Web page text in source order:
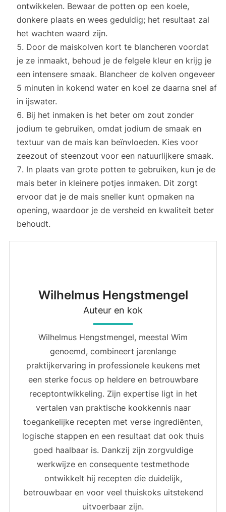
ontwikkelen. Bewaar de potten op een koele,
donkere plaats en wees geduldig; het resultaat zal
het wachten waard zijn.
Door de maiskolven kort te blancheren voordat
je ze inmaakt, behoud je de felgele kleur en krijg je
een intensere smaak. Blancheer de kolven ongeveer
5 minuten in kokend water en koel ze daarna snel af
in ijswater.
Bij het inmaken is het beter om zout zonder
jodium te gebruiken, omdat jodium de smaak en
textuur van de mais kan beïnvloeden. Kies voor
zeezout of steenzout voor een natuurlijkere smaak.
In plaats van grote potten te gebruiken, kun je de
mais beter in kleinere potjes inmaken. Dit zorgt
ervoor dat je de mais sneller kunt opmaken na
opening, waardoor je de versheid en kwaliteit beter
behoudt.
Wilhelmus Hengstmengel
Auteur en kok
Wilhelmus Hengstmengel, meestal Wim
genoemd, combineert jarenlange
praktijkervaring in professionele keukens met
een sterke focus op heldere en betrouwbare
receptontwikkeling. Zijn expertise ligt in het
vertalen van praktische kookkennis naar
toegankelijke recepten met verse ingrediënten,
logische stappen en een resultaat dat ook thuis
goed haalbaar is. Dankzij zijn zorgvuldige
werkwijze en consequente testmethode
ontwikkelt hij recepten die duidelijk,
betrouwbaar en voor veel thuiskoks uitstekend
uitvoerbaar zijn.